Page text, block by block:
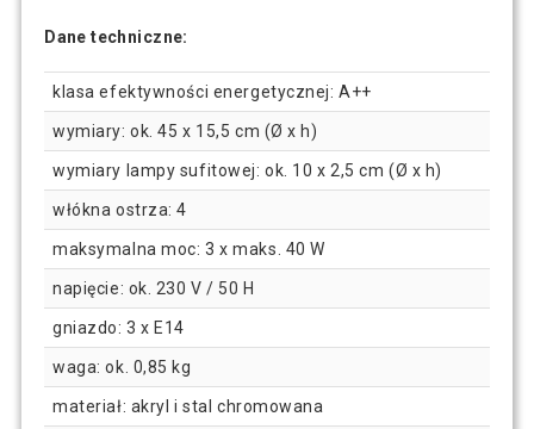
Dane techniczne:
klasa efektywności energetycznej: A++
wymiary: ok. 45 x 15,5 cm (Ø x h)
wymiary lampy sufitowej: ok. 10 x 2,5 cm (Ø x h)
włókna ostrza: 4
maksymalna moc: 3 x maks. 40 W
napięcie: ok. 230 V / 50 H
gniazdo: 3 x E14
waga: ok. 0,85 kg
materiał: akryl i stal chromowana